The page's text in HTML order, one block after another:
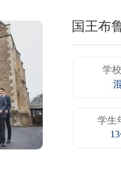
国王布
学
学生